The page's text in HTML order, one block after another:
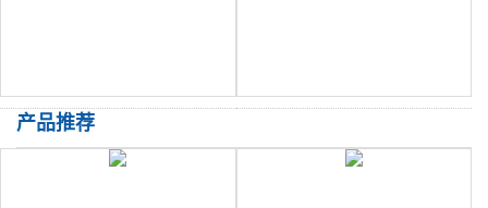
产品推荐